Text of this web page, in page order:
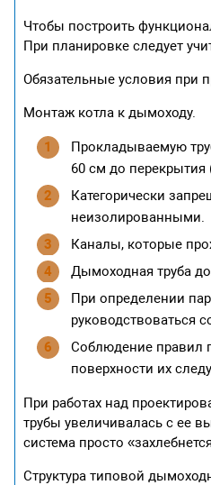
Чтобы построить
При планировке следует
Обязательные условия при
Монтаж котла к дымоходу.
Прокладываемую
60 см до перекрытия
Категорически
неизолированными.
Каналы, которые
Дымоходная труба
При определении
руководствоваться
Соблюдение правил
поверхности их
При работах над
трубы увеличивалась с ее
система просто
Структура типовой